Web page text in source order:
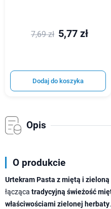
7,69 zł 5,77 zł
Dodaj do koszyka
Opis
O produkcie
Urtekram Pasta z miętą i
łącząca tradycyjną świeżość
właściwościami zielonej herbaty